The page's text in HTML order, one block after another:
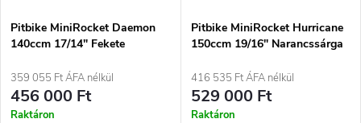
Pitbike MiniRocket Daemon
140ccm 17/14" Fekete
359 055 Ft ÁFA nélkül
456 000 Ft
Raktáron
Pitbike MiniRocket Hurricane
150ccm 19/16" Narancssárga
416 535 Ft ÁFA nélkül
529 000 Ft
Raktáron